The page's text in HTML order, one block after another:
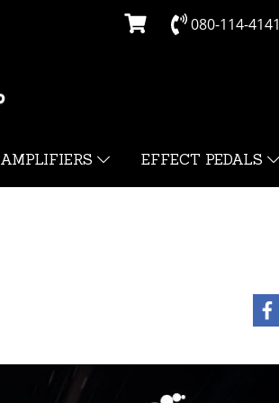
080-114-4141
AMPLIFIERS EFFECT PEDALS